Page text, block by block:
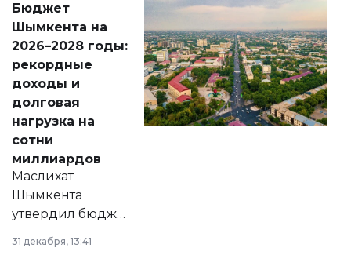
народу
Венесуэлы.
Бюджет
Шымкента на
2026–2028 годы:
рекордные
доходы и
долговая
нагрузка на
сотни
миллиардов
Маслихат
Шымкента
утвердил бюджет
города на 2026–
2028 годы.
31 декабря, 13:41